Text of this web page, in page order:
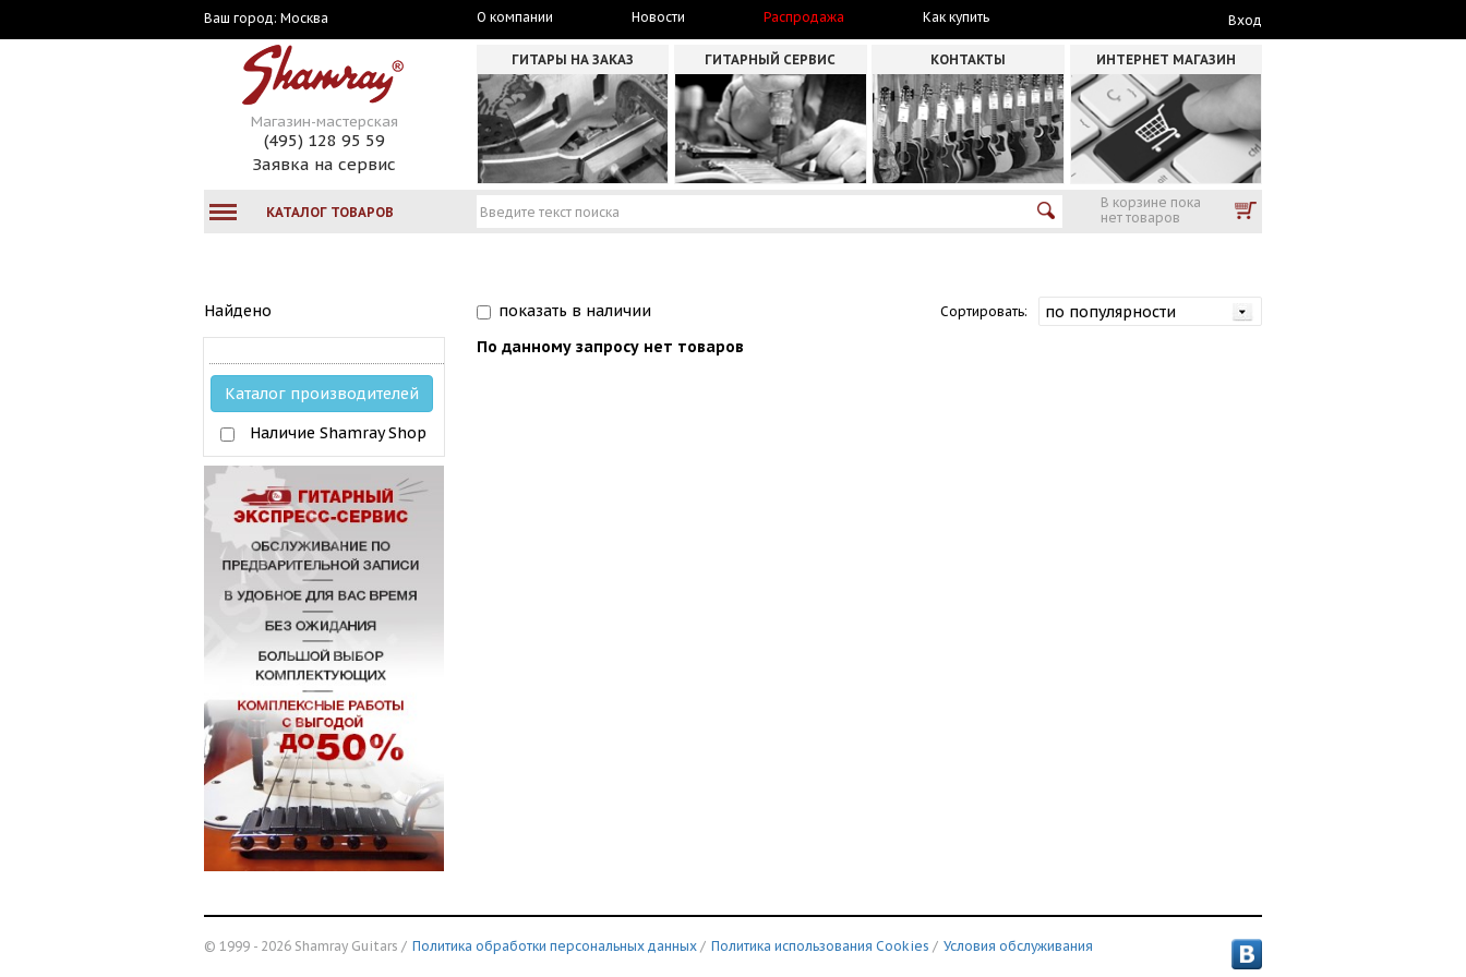
Ваш город: Москва О компании Новости Распродажа Как купить Вход
Магазин-мастерская
(495) 128 95 59
Заявка на сервис
ГИТАРЫ НА ЗАКАЗ ГИТАРНЫЙ СЕРВИС КОНТАКТЫ ИНТЕРНЕТ МАГАЗИН
КАТАЛОГ ТОВАРОВ
В корзине пока
нет товаров
Найдено показать в наличии Сортировать:
Каталог производителей
Наличие Shamray Shop
По данному запросу нет товаров
© 1999 - 2026 Shamray Guitars / Политика обработки персональных данных / Политика использования Сookies / Условия обслуживания